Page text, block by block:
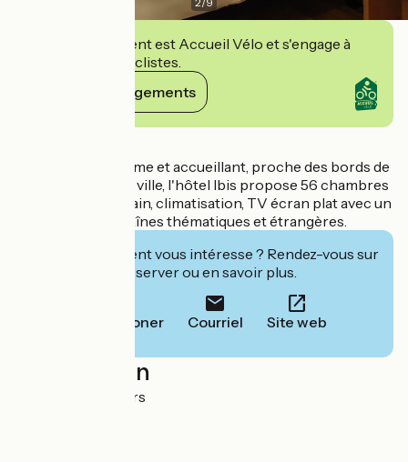
Cet établissement est Accueil Vélo et s'engage à
accueillir des cyclistes.
Voir ses engagements
Dans un cadre calme et accueillant, proche des bords de
Loire et du centre ville, l'hôtel Ibis propose 56 chambres
avec douche ou bain, climatisation, TV écran plat avec un
large choix de chaînes thématiques et étrangères.
Cet établissement vous intéresse ? Rendez-vous sur
leur site pour réserver ou en savoir plus.
Téléphoner Courriel Site web
Localisation
RN7 58000 Nevers